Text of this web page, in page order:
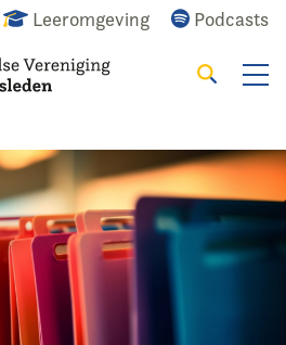
Leeromgeving Podcasts
Agenda Raadslid
Zoeken